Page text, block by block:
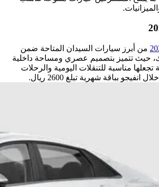
من أبرز سيارات السيدان المتاحة ضمن
حيث تتميز بتصميم عصري ومساحة داخلية
مناسبة للتنقلات اليومية والرحلات
بباقة شهرية تبلغ 2600 ريال.